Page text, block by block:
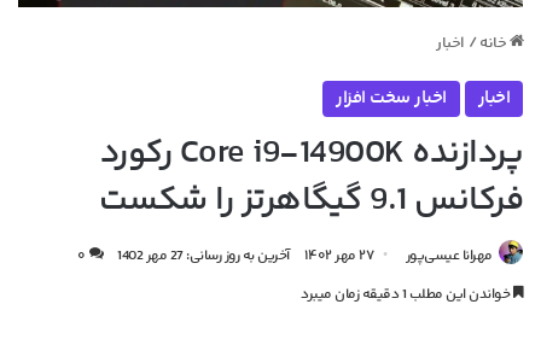
خانه / اخبار
اخبار اخبار سخت افزار
پردازنده Core i9-14900K رکورد
فرکانس 9.1 گیگاهرتز را شکست
مهرانا عیسی‌پور ۲۷ مهر ۱۴۰۲ آخرین به روز رسانی: 27 مهر 1402
۰
خواندن این مطلب 1 دقیقه زمان میبرد